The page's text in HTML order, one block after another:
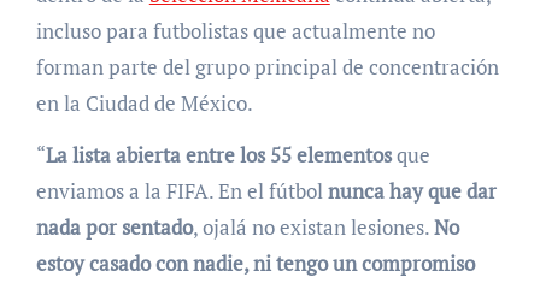
incluso para futbolistas que actualmente no
forman parte del grupo principal de concentración
en la Ciudad de México.
“La lista abierta entre los 55 elementosque
enviamos a la FIFA. En el fútbol nunca hay que dar
nada por sentado, ojalá no existan lesiones.No
estoy casado con nadie, ni tengo un compromiso